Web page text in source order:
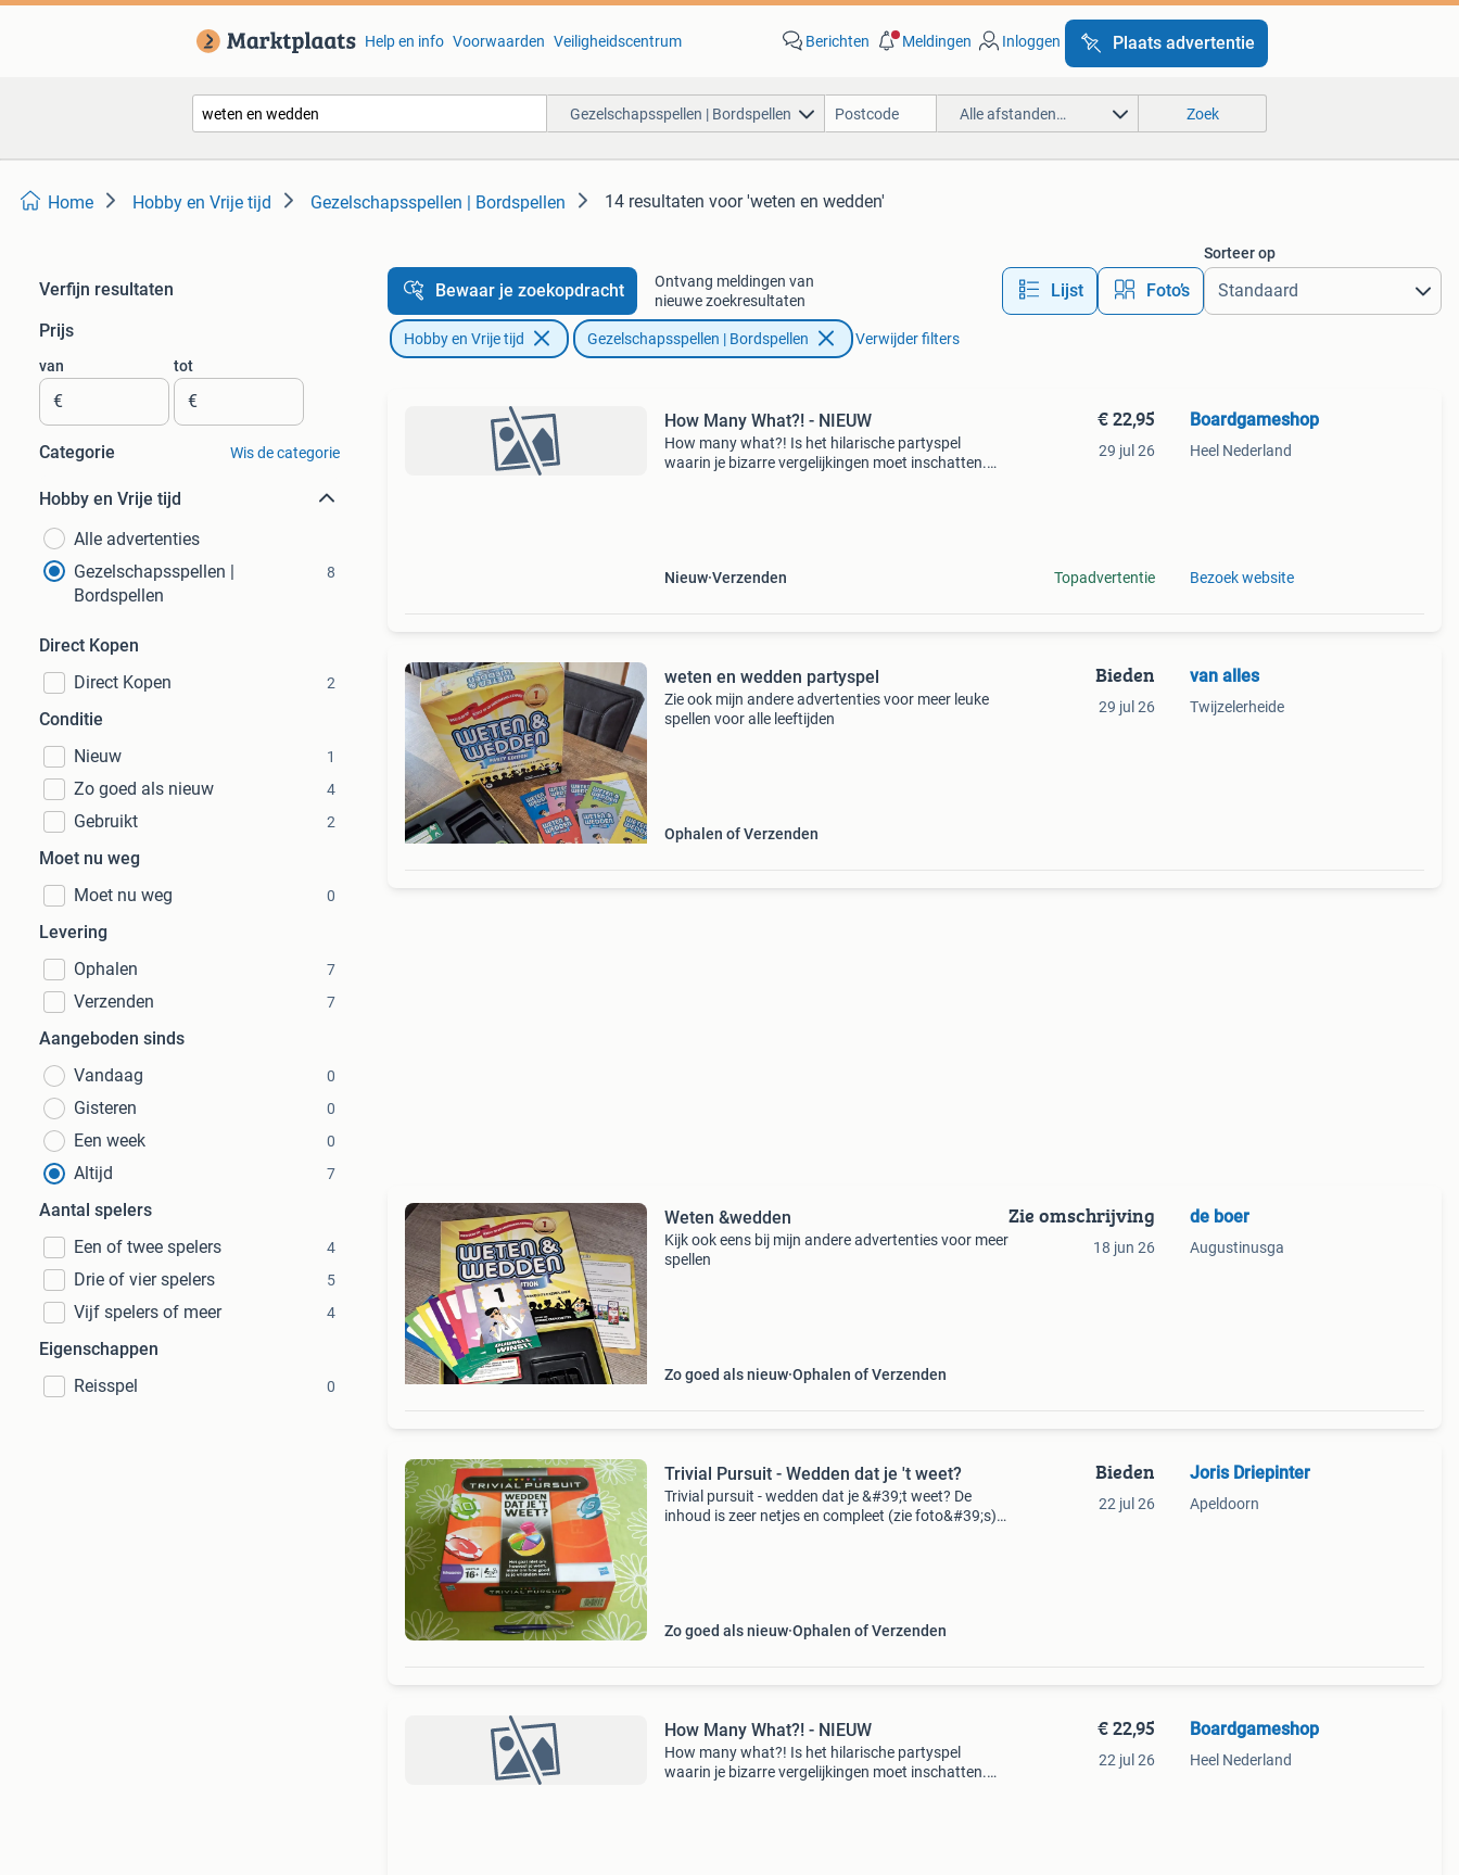
Help en info Voorwaarden Veiligheidscentrum Berichten Meldingen Inloggen Plaats advertentie
Gezelschapsspellen | Bordspellen Alle afstanden… Zoek
Home Hobby en Vrije tijd Gezelschapsspellen | Bordspellen 14 resultaten voor 'weten en wedden'
Verfijn resultaten
Prijs
van
€
tot
€
Categorie Wis de categorie
Hobby en Vrije tijd
Alle advertenties
Gezelschapsspellen |
Bordspellen
8
Direct Kopen
Direct Kopen
2
Conditie
Nieuw
1
Zo goed als nieuw 4
Gebruikt 2
Moet nu weg
Moet nu weg
0
Levering
Ophalen
7
Verzenden 7
Aangeboden sinds
Vandaag
0
Gisteren 0
Een week 0
Altijd 7
Aantal spelers
Een of twee spelers
4
Drie of vier spelers 5
Vijf spelers of meer 4
Eigenschappen
Reisspel
0
Bewaar je zoekopdracht
Ontvang meldingen van
nieuwe zoekresultaten
Lijst Foto’s
Sorteer op
Hobby en Vrije tijd Gezelschapsspellen | Bordspellen Verwijder filters
How Many What?! - NIEUW
How many what?! Is het hilarische partyspel
waarin je bizarre vergelijkingen moet inschatten.
Nieuw Verzenden
€ 22,95
29 jul 26
Topadvertentie
Boardgameshop
Heel Nederland
Bezoek website
weten en wedden partyspel
Zie ook mijn andere advertenties voor meer leuke
spellen voor alle leeftijden
Ophalen of Verzenden
Bieden
29 jul 26
van alles
Twijzelerheide
Weten &wedden
Kijk ook eens bij mijn andere advertenties voor meer
spellen
Zo goed als nieuw Ophalen of Verzenden
Zie omschrijving
18 jun 26
de boer
Augustinusga
Trivial Pursuit - Wedden dat je 't weet?
Trivial pursuit - wedden dat je &#39;t weet? De
inhoud is zeer netjes en compleet (zie foto&#39;s)
Zo goed als nieuw Ophalen of Verzenden
Bieden
22 jul 26
Joris Driepinter
Apeldoorn
How Many What?! - NIEUW
How many what?! Is het hilarische partyspel
waarin je bizarre vergelijkingen moet inschatten.
€ 22,95
22 jul 26
Boardgameshop
Heel Nederland